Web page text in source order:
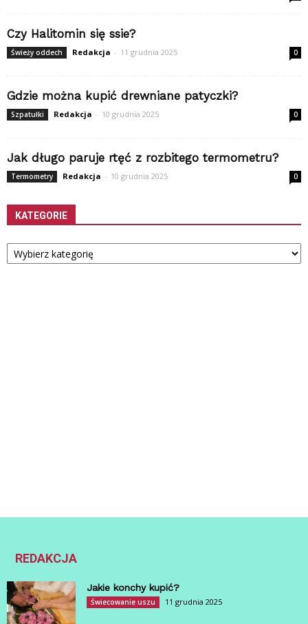
Czy Halitomin się ssie?
Świeży oddech Redakcja - 11 grudnia 2025 0
Gdzie można kupić drewniane patyczki?
Szpatułki Redakcja - 10 grudnia 2025 0
Jak długo paruje rtęć z rozbitego termometru?
Termometry Redakcja - 10 grudnia 2025 0
KATEGORIE
Kategorie
REDAKCJA
Jakie konchy kupić?
Świecowanie uszu 11 grudnia 2025